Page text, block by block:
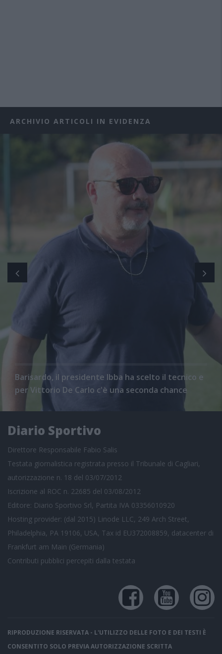
ARCHIVIO ARTICOLI IN EVIDENZA
Barisardo, il presidente Ibba ha scelto il tecnico e
per Vittorio De Carlo c'è una seconda chance
Diario Sportivo
Direttore Responsabile Fabio Salis
Testata giornalistica registrata presso il Tribunale di Cagliari,
autorizzazione n. 18 del 03/07/2012
Iscrizione al ROC n. 22685 del 03/08/2012
Editore: Diario Sportivo Srl, Partita IVA 03356010920
Hosting provider: (dal 2015) Linode LLC, 249 Arch Street,
Philadelphia, PA 19106, USA, Tax id EU372008859, datacenter di
Frankfurt am Main (Germania)
Contributi pubblici percepiti dalla testata
RIPRODUZIONE RISERVATA - L'UTILIZZO DELLE FOTO E DEI TESTI È
CONSENTITO SOLO PREVIA AUTORIZZAZIONE SCRITTA